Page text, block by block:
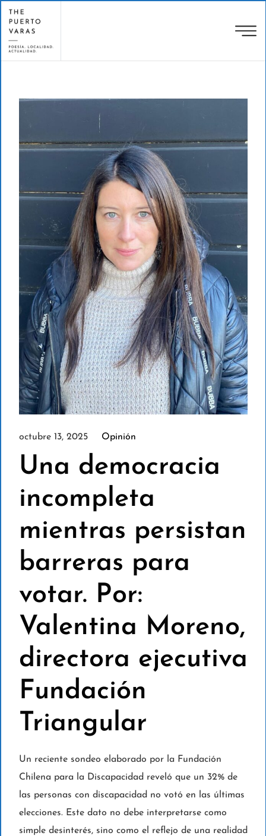
octubre 13, 2025 Opinión
Una democracia
incompleta
mientras persistan
barreras para
votar. Por:
Valentina Moreno,
directora ejecutiva
Fundación
Triangular
Un reciente sondeo elaborado por la Fundación
Chilena para la Discapacidad reveló que un 32% de
las personas con discapacidad no votó en las últimas
elecciones. Este dato no debe interpretarse como
simple desinterés, sino como el reflejo de una realidad